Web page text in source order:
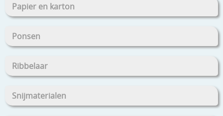
Papier en karton
Ponsen
Ribbelaar
Snijmaterialen